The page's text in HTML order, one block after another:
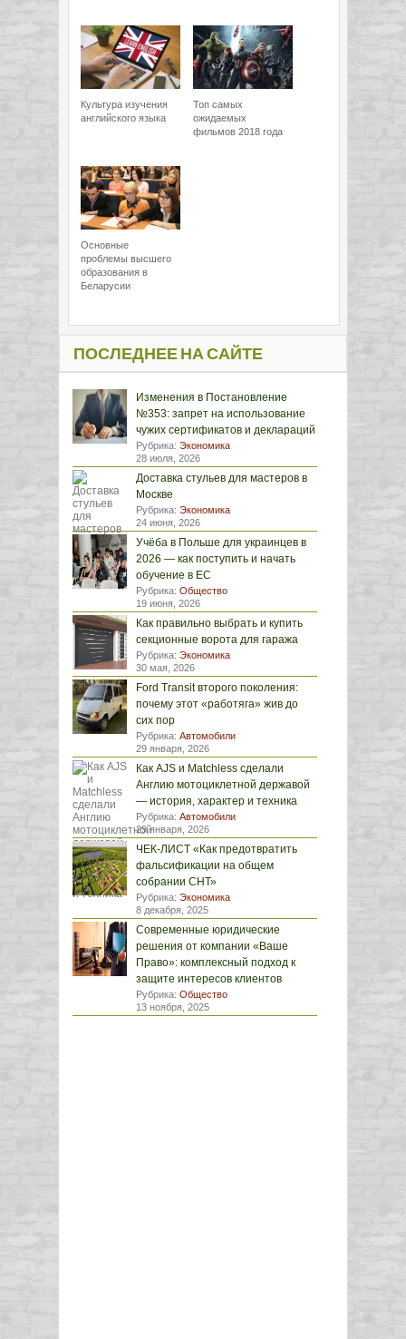
Культура изучения
английского языка
Топ самых
ожидаемых
фильмов 2018 года
Основные
проблемы высшего
образования в
Беларусии
ПОСЛЕДНЕЕ НА САЙТЕ
Изменения в Постановление
№353: запрет на использование
чужих сертификатов и деклараций
Рубрика: Экономика
28 июля, 2026
Доставка стульев для мастеров в
Москве
Рубрика: Экономика
24 июня, 2026
Учёба в Польше для украинцев в
2026 — как поступить и начать
обучение в ЕС
Рубрика: Общество
19 июня, 2026
Как правильно выбрать и купить
секционные ворота для гаража
Рубрика: Экономика
30 мая, 2026
Ford Transit второго поколения:
почему этот «работяга» жив до
сих пор
Рубрика: Автомобили
29 января, 2026
Как AJS и Matchless сделали
Англию мотоциклетной державой
— история, характер и техника
Рубрика: Автомобили
29 января, 2026
ЧЕК-ЛИСТ «Как предотвратить
фальсификации на общем
собрании СНТ»
Рубрика: Экономика
8 декабря, 2025
Современные юридические
решения от компании «Ваше
Право»: комплексный подход к
защите интересов клиентов
Рубрика: Общество
13 ноября, 2025